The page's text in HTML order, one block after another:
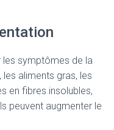
les symptômes de la
aliments gras, les
en fibres insolubles,
peuvent augmenter le